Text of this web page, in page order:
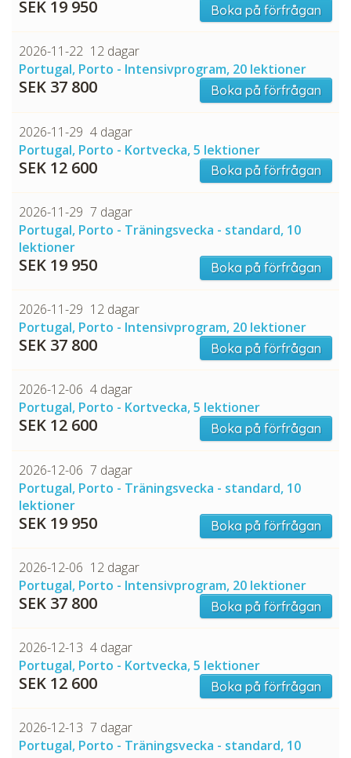
SEK 19 950 Boka på förfrågan
2026-11-22 12 dagar
Portugal, Porto - Intensivprogram, 20 lektioner
SEK 37 800 Boka på förfrågan
2026-11-29 4 dagar
Portugal, Porto - Kortvecka, 5 lektioner
SEK 12 600 Boka på förfrågan
2026-11-29 7 dagar
Portugal, Porto - Träningsvecka - standard, 10
lektioner
SEK 19 950 Boka på förfrågan
2026-11-29 12 dagar
Portugal, Porto - Intensivprogram, 20 lektioner
SEK 37 800 Boka på förfrågan
2026-12-06 4 dagar
Portugal, Porto - Kortvecka, 5 lektioner
SEK 12 600 Boka på förfrågan
2026-12-06 7 dagar
Portugal, Porto - Träningsvecka - standard, 10
lektioner
SEK 19 950 Boka på förfrågan
2026-12-06 12 dagar
Portugal, Porto - Intensivprogram, 20 lektioner
SEK 37 800 Boka på förfrågan
2026-12-13 4 dagar
Portugal, Porto - Kortvecka, 5 lektioner
SEK 12 600 Boka på förfrågan
2026-12-13 7 dagar
Portugal, Porto - Träningsvecka - standard, 10